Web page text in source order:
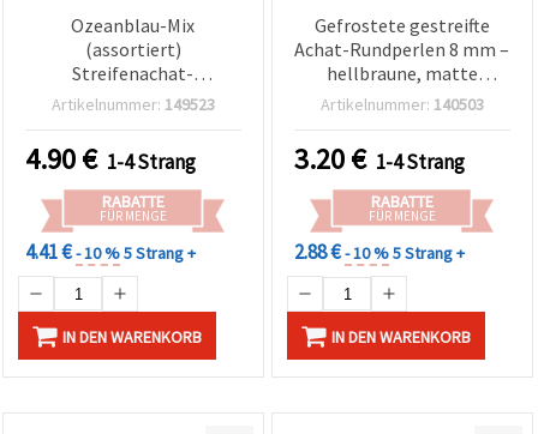
Ozeanblau-Mix
(assortiert)
Streifenachat-
Perlenstrang – gefärbte
facettiert, rund 8 mm, ca.
47 Stück
Artikelnummer: 149523
4.90€ 1-4 Strang
RABATTE
FÜR MENGE
4.41 €- 10 %5 Strang +
IN DEN WARENKORB
Gefrostete gestreifte
Achat-Rundperlen 8 mm –
hellbraune, matte
Halbedelstein-Perlen aus
mittig gebohrt, für DIY
Schmuckherstellung &
Basteln (Armbänder,
Ketten)
Artikelnummer: 140503
3.20€ 1-4 Strang
RABATTE
FÜR MENGE
2.88 €- 10 %5 Strang +
IN DEN WARENKORB